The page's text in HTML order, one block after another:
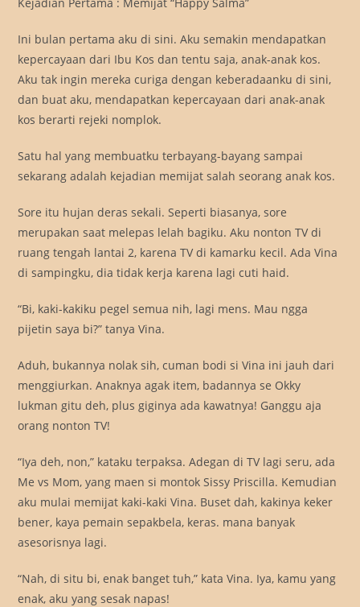
Ini bulan pertama aku di sini. Aku semakin mendapatkan
kepercayaan dari Ibu Kos dan tentu saja, anak-anak kos.
Aku tak ingin mereka curiga dengan keberadaanku di sini,
dan buat aku, mendapatkan kepercayaan dari anak-anak
kos berarti rejeki nomplok.
Satu hal yang membuatku terbayang-bayang sampai
sekarang adalah kejadian memijat salah seorang anak kos.
Sore itu hujan deras sekali. Seperti biasanya, sore
merupakan saat melepas lelah bagiku. Aku nonton TV di
ruang tengah lantai 2, karena TV di kamarku kecil. Ada Vina
di sampingku, dia tidak kerja karena lagi cuti haid.
“Bi, kaki-kakiku pegel semua nih, lagi mens. Mau ngga
pijetin saya bi?” tanya Vina.
Aduh, bukannya nolak sih, cuman bodi si Vina ini jauh dari
menggiurkan. Anaknya agak item, badannya se Okky
lukman gitu deh, plus giginya ada kawatnya! Ganggu aja
orang nonton TV!
“Iya deh, non,” kataku terpaksa. Adegan di TV lagi seru, ada
Me vs Mom, yang maen si montok Sissy Priscilla. Kemudian
aku mulai memijat kaki-kaki Vina. Buset dah, kakinya keker
bener, kaya pemain sepakbela, keras. mana banyak
asesorisnya lagi.
“Nah, di situ bi, enak banget tuh,” kata Vina. Iya, kamu yang
enak, aku yang sesak napas!